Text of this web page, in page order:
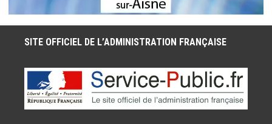
SITE OFFICIEL DE L’ADMINISTRATION FRANÇAISE